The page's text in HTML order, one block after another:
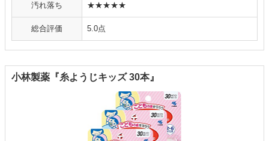
汚れ落ち ★★★★★
総合評価 5.0点
小林製薬『糸ようじキッズ 30本』